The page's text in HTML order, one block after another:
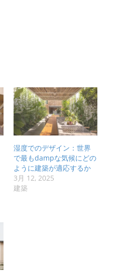
湿度でのデザイン：世界
で最もdampな気候にどの
ように建築が適応するか
3月 12, 2025
建築